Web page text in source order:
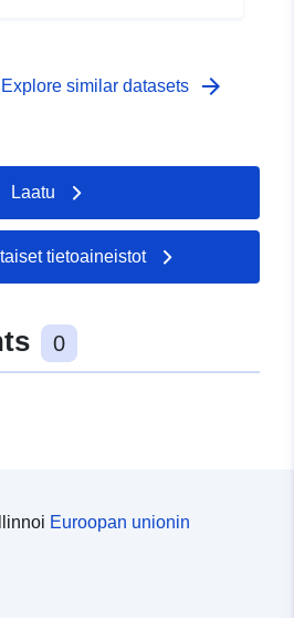
Explore similar datasets arrow_forward
Laatu
tietoaineistot
0
Euroopan unionin